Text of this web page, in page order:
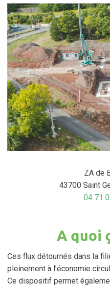
ZA de
43700 Saint
04 71
A quoi
Ces flux détournés dans la
pleinement à l’économie
Ce dispositif permet